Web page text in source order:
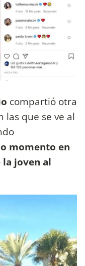
compartió otra
las que se ve al
momento en
la joven al